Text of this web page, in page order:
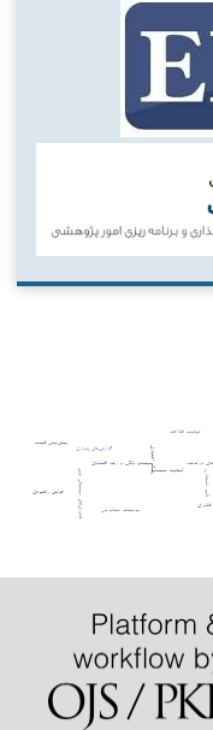
درک‌شده
کیفیت اطلاعات
کیفیت سیستمریسک اعتباریسیستم بانکی و رشد اقتصادی
گزارش‌های پایداری
تأثیر نامتقارن فناوری‌های دیجیتال نوین مؤسسات حسابرسی
پیش‌بینی قیمت
عوامل راهبردی